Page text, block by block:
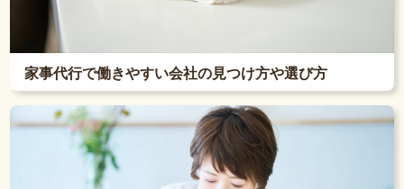
家事代行で働きやすい会社の見つけ方や選び方